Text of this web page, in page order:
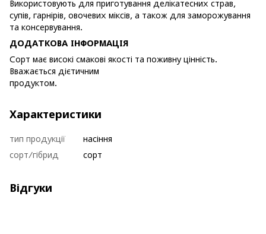
Використовують для приготування делікатесних страв,
супів, гарнірів, овочевих міксів, а також для заморожування
та консервування.
ДОДАТКОВА ІНФОРМАЦІЯ
Сорт має високі смакові якості та поживну цінність.
Вважається дієтичним
продуктом.
Характеристики
тип продукції
насіння
сорт/гібрид
сорт
Відгуки